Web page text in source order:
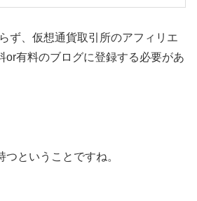
ず、仮想通貨取引所のアフィリエ
or有料のブログに登録する必要があ
ということですね。